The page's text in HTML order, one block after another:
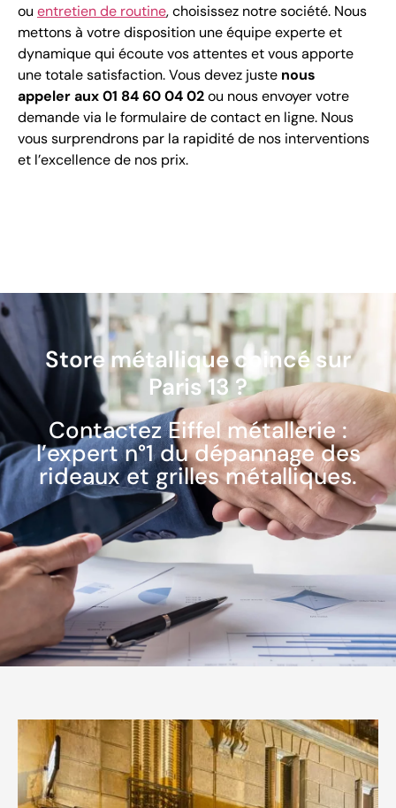
ou entretien de routine, choisissez notre société. Nous
mettons à votre disposition une équipe experte et
dynamique qui écoute vos attentes et vous apporte
une totale satisfaction. Vous devez juste nous
appeleraux01 84 60 04 02ou nous envoyer votre
demande via le formulaire de contact en ligne. Nous
vous surprendrons par la rapidité de nos interventions
et l’excellence de nos prix.
Store métallique coincé sur
Paris 13 ?
Contactez Eiffel métallerie :
l’expert n°1 du dépannage des
rideaux et grilles métalliques.